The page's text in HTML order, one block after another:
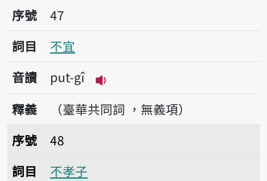
序號47不宜
序號
47
詞目
不宜
音讀
put-gî
播放音讀put-gî
釋義
（臺華共同詞 ，無義項）
序號48不孝子
序號
48
詞目
不孝子